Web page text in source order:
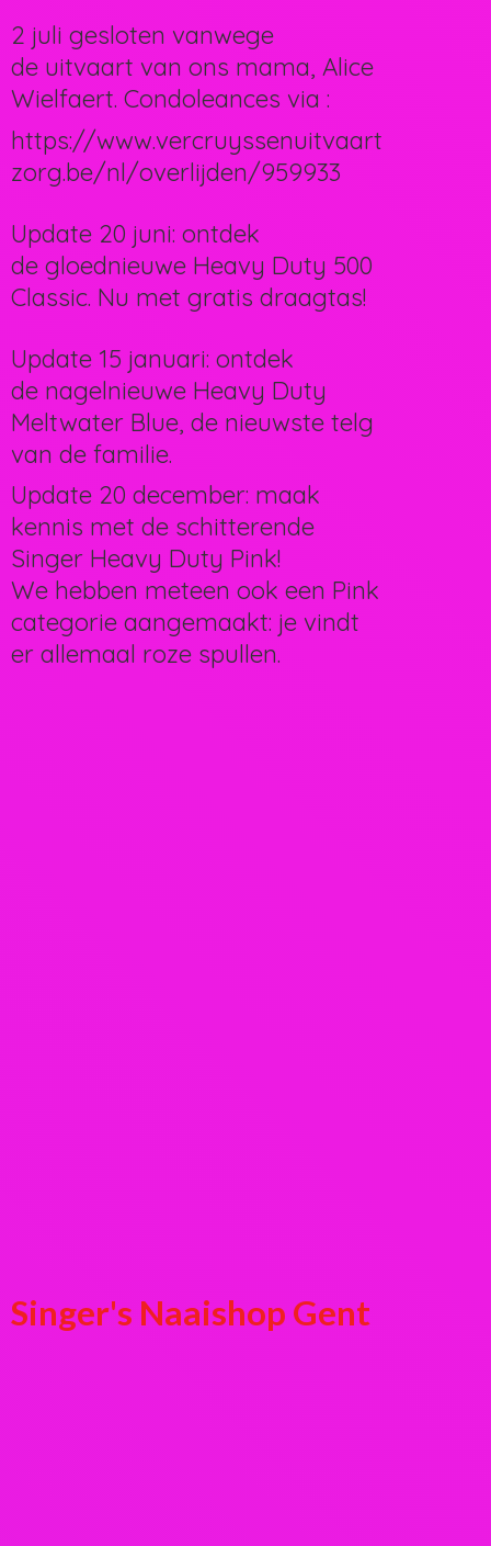
Singer's Naaishop Gent
2 juli gesloten vanwege
de uitvaart van ons mama, Alice
Wielfaert. Condoleances via :
https://www.vercruyssenuitvaart
zorg.be/nl/overlijden/959933
Update 20 juni: ontdek
de gloednieuwe Heavy Duty 500
Classic. Nu met gratis draagtas!
Update 15 januari: ontdek
de nagelnieuwe Heavy Duty
Meltwater Blue, de nieuwste telg
van de familie.
Update 20 december: maak
kennis met de schitterende
Singer Heavy Duty Pink!
We hebben meteen ook een Pink
categorie aangemaakt: je vindt
er allemaal roze spullen.